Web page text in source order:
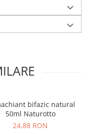
bifazic natural
50ml Naturotto
24,88 RON